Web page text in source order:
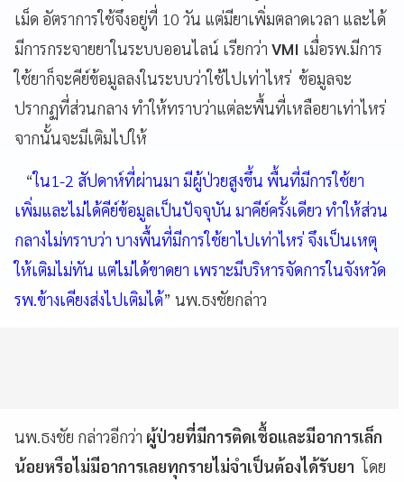
เม็ด อัตราการใช้จึงอยู่ที่ 10 วัน แต่มียาเพิ่มตลาดเวลา และได้
มีการกระจายยาในระบบออนไลน์ เรียกว่า VMI เมื่อรพ.มีการ
ใช้ยาก็จะคีย์ข้อมูลลงในระบบว่าใช้ไปเท่าไหร่ ข้อมูลจะ
ปรากฏที่ส่วนกลาง ทำให้ทราบว่าแต่ละพื้นที่เหลือยาเท่าไหร่
จากนั้นจะมีเติมไปให้
“ใน1-2 สัปดาห์ที่ผ่านมา มีผู้ป่วยสูงขึ้น พื้นที่มีการใช้ยา
เพิ่มและไม่ได้คีย์ข้อมูลเป็นปัจจุบัน มาคีย์ครั้งเดียว ทำให้ส่วน
กลางไม่ทราบว่า บางพื้นที่มีการใช้ยาไปเท่าไหร่ จึงเป็นเหตุ
ให้เติมไม่ทัน แต่ไม่ได้ขาดยา เพราะมีบริหารจัดการในจังหวัด
รพ.ข้างเคียงส่งไปเติมได้” นพ.ธงชัยกล่าว
นพ.ธงชัย กล่าวอีกว่า ผู้ป่วยที่มีการติดเชื้อและมีอาการเล็ก
น้อยหรือไม่มีอาการเลยทุกรายไม่จำเป็นต้องได้รับยาโดย